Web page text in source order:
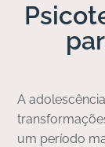
A
um período